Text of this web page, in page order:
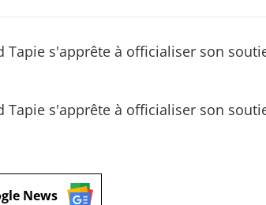
s'apprête à officialiser son
s'apprête à officialiser son
News